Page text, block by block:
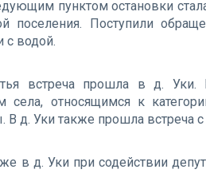
пунктом остановки
поселения. Поступили
с водой.
встреча прошла в д. Уки.
села, относящимся к
В д. Уки также прошла встреча
в д. Уки при содействии